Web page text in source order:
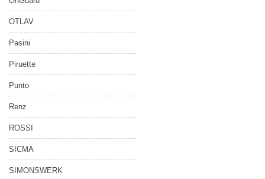
OTLAV
Pasini
Piruette
Punto
Renz
ROSSI
SICMA
SIMONSWERK